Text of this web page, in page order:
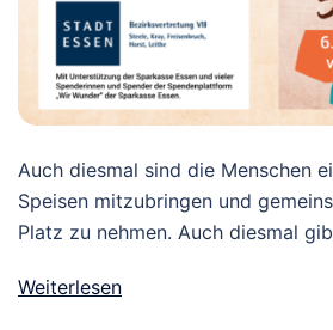
Auch diesmal sind die Menschen
Speisen mitzubringen und
Platz zu nehmen. Auch diesmal
Weiterlesen